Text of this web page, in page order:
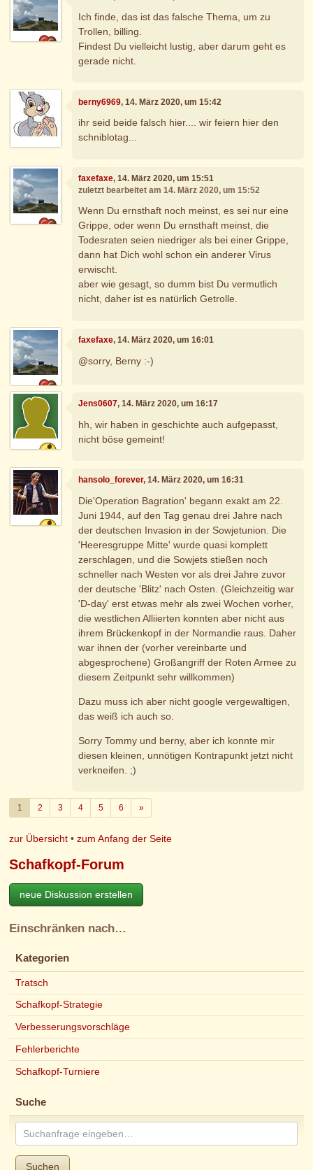
Ich finde, das ist das falsche Thema, um zu
Trollen, billing.
Findest Du vielleicht lustig, aber darum geht es
gerade nicht.
berny6969, 14. März 2020, um 15:42
ihr seid beide falsch hier.... wir feiern hier den
schniblotag...
faxefaxe, 14. März 2020, um 15:51
zuletzt bearbeitet am 14. März 2020, um 15:52
Wenn Du ernsthaft noch meinst, es sei nur eine
Grippe, oder wenn Du ernsthaft meinst, die
Todesraten seien niedriger als bei einer Grippe,
dann hat Dich wohl schon ein anderer Virus
erwischt.
aber wie gesagt, so dumm bist Du vermutlich
nicht, daher ist es natürlich Getrolle.
faxefaxe, 14. März 2020, um 16:01
@sorry, Berny :-)
Jens0607, 14. März 2020, um 16:17
hh, wir haben in geschichte auch aufgepasst,
nicht böse gemeint!
hansolo_forever, 14. März 2020, um 16:31
Die'Operation Bagration' begann exakt am 22.
Juni 1944, auf den Tag genau drei Jahre nach
der deutschen Invasion in der Sowjetunion. Die
'Heeresgruppe Mitte' wurde quasi komplett
zerschlagen, und die Sowjets stießen noch
schneller nach Westen vor als drei Jahre zuvor
der deutsche 'Blitz' nach Osten. (Gleichzeitig war
'D-day' erst etwas mehr als zwei Wochen vorher,
die westlichen Alliierten konnten aber nicht aus
ihrem Brückenkopf in der Normandie raus. Daher
war ihnen der (vorher vereinbarte und
abgesprochene) Großangriff der Roten Armee zu
diesem Zeitpunkt sehr willkommen)
Dazu muss ich aber nicht google vergewaltigen,
das weiß ich auch so.
Sorry Tommy und berny, aber ich konnte mir
diesen kleinen, unnötigen Kontrapunkt jetzt nicht
verkneifen. ;)
1 2 3 4 5 6 »Weiter
zur Übersicht •zum Anfang der Seite
Schafkopf-Forum
neue Diskussion erstellen
Einschränken nach…
Kategorien
Tratsch
Schafkopf-Strategie
Verbesserungsvorschläge
Fehlerberichte
Schafkopf-Turniere
Suche
Suchen